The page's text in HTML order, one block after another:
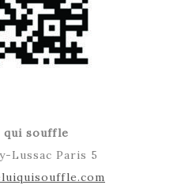
qui souffle
Lussac Paris 5